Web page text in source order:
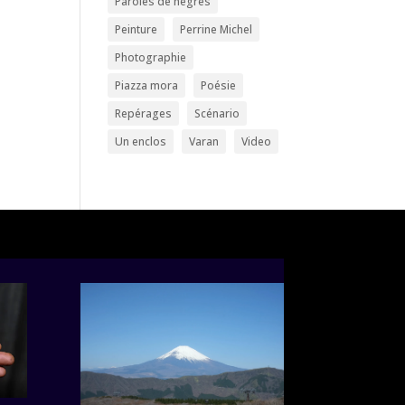
Peinture
Perrine Michel
Photographie
Piazza mora
Poésie
Repérages
Scénario
Un enclos
Varan Video